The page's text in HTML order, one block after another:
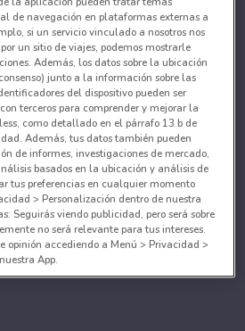
de navegación en plataformas externas a
si un servicio vinculado a nosotros nos
un sitio de viajes, podemos mostrarle
Además, los datos sobre la ubicación
junto a la información sobre las
del dispositivo pueden ser
terceros para comprender y mejorar la
como detallado en el párrafo 13.b de
Además, tus datos también pueden
de informes, investigaciones de mercado,
basados en la ubicación y análisis de
tus preferencias en cualquier momento
> Personalización dentro de nuestra
Seguirás viendo publicidad, pero será sobre
no será relevante para tus intereses.
opinión accediendo a Menú > Privacidad >
App.